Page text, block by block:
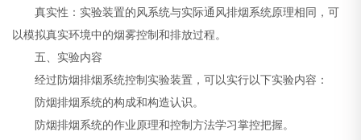
真实性：实验装置的风系统与实际通风排烟系统原理相同，可
以模拟真实环境中的烟雾控制和排放过程。
五、实验内容
经过防烟排烟系统控制实验装置，可以实行以下实验内容：
防烟排烟系统的构成和构造认识。
防烟排烟系统的作业原理和控制方法学习掌控把握。